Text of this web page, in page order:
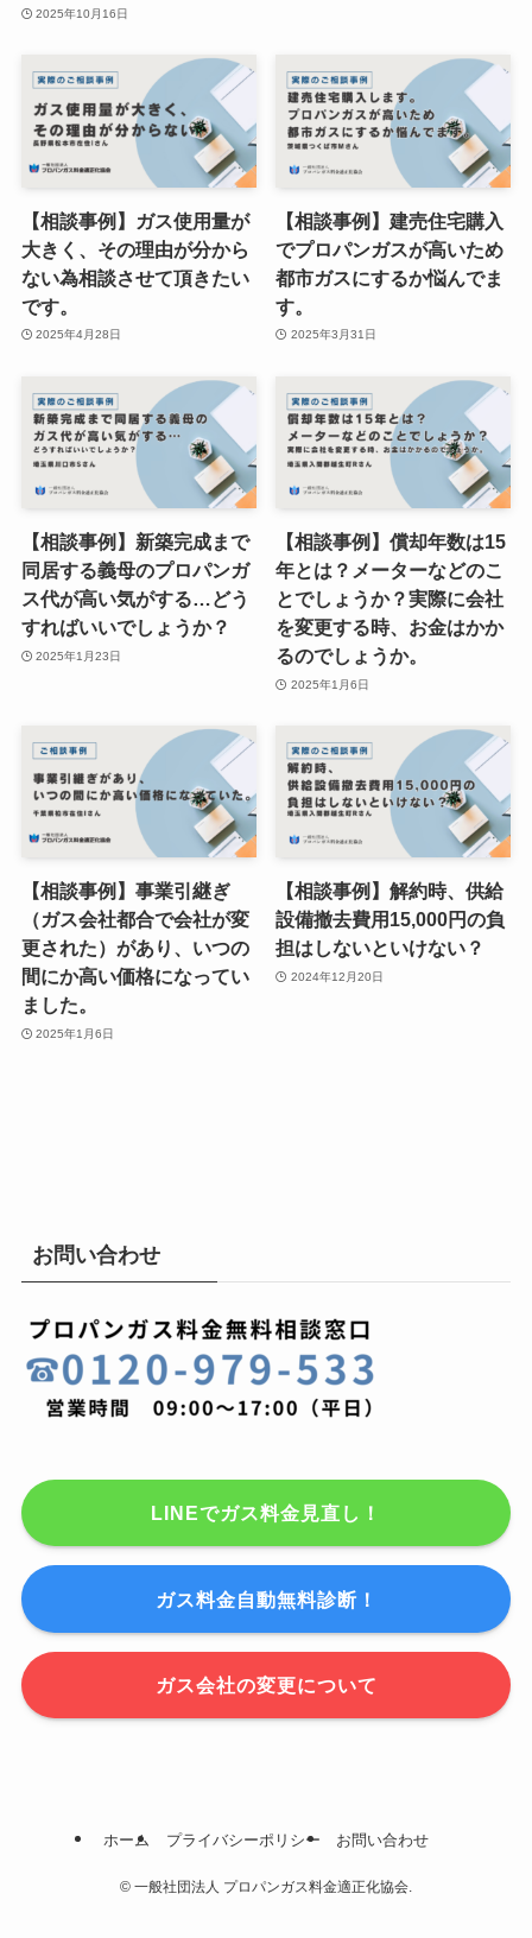
2025年10月16日
【相談事例】ガス使用量が
大きく、その理由が分から
ない為相談させて頂きたい
です。
2025年4月28日
【相談事例】建売住宅購入
でプロパンガスが高いため
都市ガスにするか悩んでま
す。
2025年3月31日
【相談事例】新築完成まで
同居する義母のプロパンガ
ス代が高い気がする…どう
すればいいでしょうか？
2025年1月23日
【相談事例】償却年数は15
年とは？メーターなどのこ
とでしょうか？実際に会社
を変更する時、お金はかか
るのでしょうか。
2025年1月6日
【相談事例】事業引継ぎ
（ガス会社都合で会社が変
更された）があり、いつの
間にか高い価格になってい
ました。
2025年1月6日
【相談事例】解約時、供給
設備撤去費用15,000円の負
担はしないといけない？
2024年12月20日
お問い合わせ
LINEでガス料金見直し！
ガス料金自動無料診断！
ガス会社の変更について
ホーム プライバシーポリシー お問い合わせ
© 一般社団法人 プロパンガス料金適正化協会.